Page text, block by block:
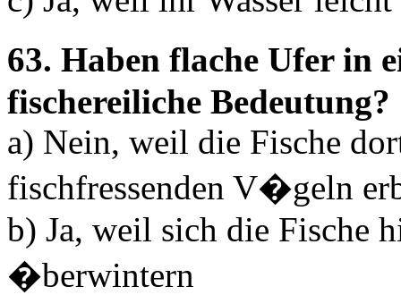
63. Haben flache Ufer in
fischereiliche Bedeutung?
a) Nein, weil die Fische
fischfressenden V�geln
b) Ja, weil sich die Fische
�berwintern